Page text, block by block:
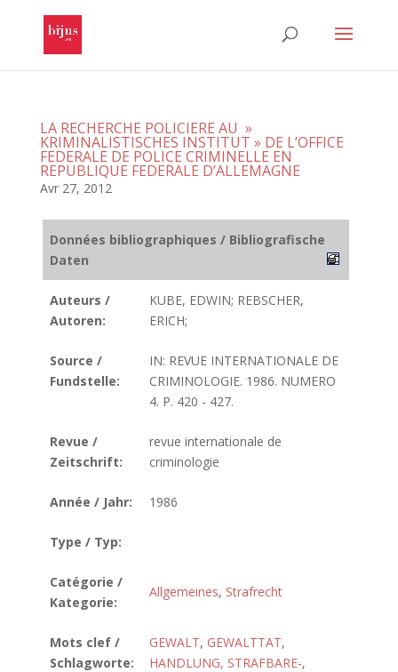
LA RECHERCHE POLICIERE AU »
KRIMINALISTISCHES INSTITUT » DE L’OFFICE
FEDERALE DE POLICE CRIMINELLE EN
REPUBLIQUE FEDERALE D’ALLEMAGNE
Avr 27, 2012
Données bibliographiques / Bibliografische
Daten
Auteurs /
Autoren:
KUBE, EDWIN; REBSCHER,
ERICH;
Source /
Fundstelle:
IN: REVUE INTERNATIONALE DE
CRIMINOLOGIE. 1986. NUMERO
4. P. 420 - 427.
Revue /
Zeitschrift:
revue internationale de
criminologie
Année / Jahr: 1986
Type / Typ:
Catégorie /
Kategorie:
Allgemeines, Strafrecht
Mots clef /
Schlagworte:
GEWALT, GEWALTTAT,
HANDLUNG, STRAFBARE-,